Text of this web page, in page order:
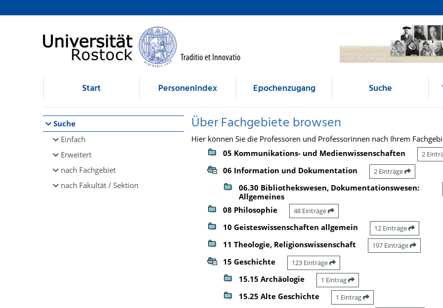
Browsen
direkt zum Inhalt
Start Personenindex Epochenzugang Suche
Suche
Einfach
Erweitert
nach Fachgebiet
nach Fakultät / Sektion
Über Fachgebiete browsen
Hier können Sie die Professoren und Professorinnen nach Ihrem
05 Kommunikations- und Medienwissenschaften
2
06 Information und Dokumentation 2 Einträge
06.30 Bibliothekswesen, Dokumentationswesen:
Allgemeines
08 Philosophie 48 Einträge
10 Geisteswissenschaften allgemein 12 Einträge
11 Theologie, Religionswissenschaft 197 Einträge
15 Geschichte 123 Einträge
15.15 Archäologie 1 Eintrag
15.25 Alte Geschichte 1 Eintrag